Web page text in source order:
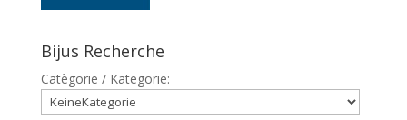
Bijus Recherche
Catègorie / Kategorie: